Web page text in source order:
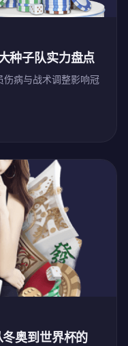
种子队实力盘点
伤病与战术调整影响冠
奥到世界杯的